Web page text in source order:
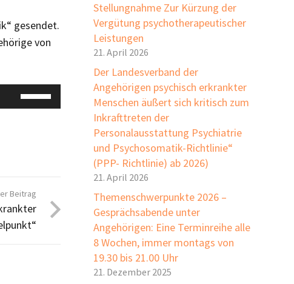
gesendet.
von
Pfeiltasten
Hoch/Runter
zu
regeln.
Beitrag
Stellungnahme Zur Kürzung der
Vergütung psychotherapeutischer
Leistungen
21. April 2026
Der Landesverband der
Angehörigen psychisch erkrankter
Menschen äußert sich kritisch zum
Inkrafttreten der
Personalausstattung Psychiatrie
und Psychosomatik-Richtlinie“
(PPP- Richtlinie) ab 2026)
21. April 2026
Themenschwerpunkte 2026 –
Gesprächsabende unter
Angehörigen: Eine Terminreihe alle
8 Wochen, immer montags von
19.30 bis 21.00 Uhr
21. Dezember 2025